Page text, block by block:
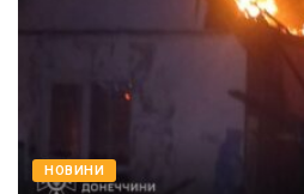
НОВИНИ